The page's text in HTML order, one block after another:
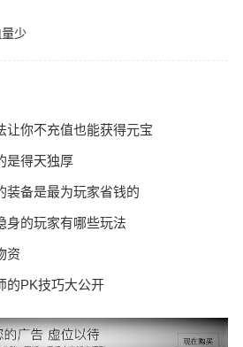
少
让你不充值也能获得元宝
是得天独厚
装备是最为玩家省钱的
身的玩家有哪些玩法
资
的PK技巧大公开